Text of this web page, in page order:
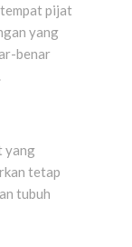
pijat
yang
benar
yang
tetap
tubuh